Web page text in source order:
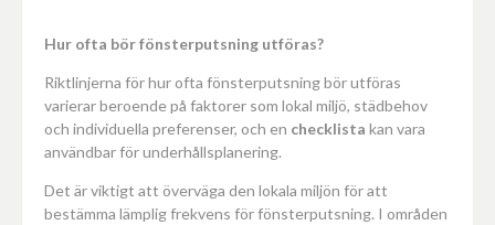
Hur ofta bör fönsterputsning utföras?
Riktlinjerna för hur ofta fönsterputsning bör utföras
varierar beroende på faktorer som lokal miljö, städbehov
och individuella preferenser, och en checklista kan vara
användbar för underhållsplanering.
Det är viktigt att överväga den lokala miljön för att
bestämma lämplig frekvens för fönsterputsning. I områden